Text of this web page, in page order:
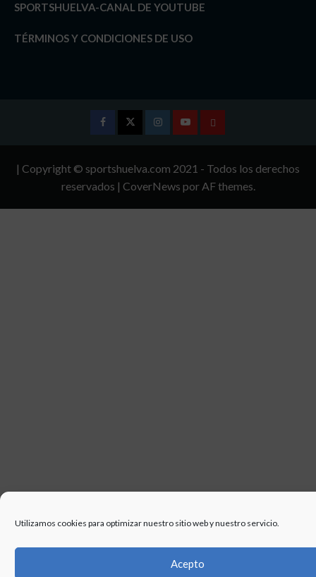
Utilizamos cookies para optimizar nuestro sitio web y nuestro servicio.
Acepto
SPORTSHUELVA-CANAL DE YOUTUBE
TÉRMINOS Y CONDICIONES DE USO
InstagramYoutubeTÉRMINOS
CONDICIONES
| Copyright © sportshuelva.com 2021 - Todos los derechos
reservados | CoverNews por AF themes.